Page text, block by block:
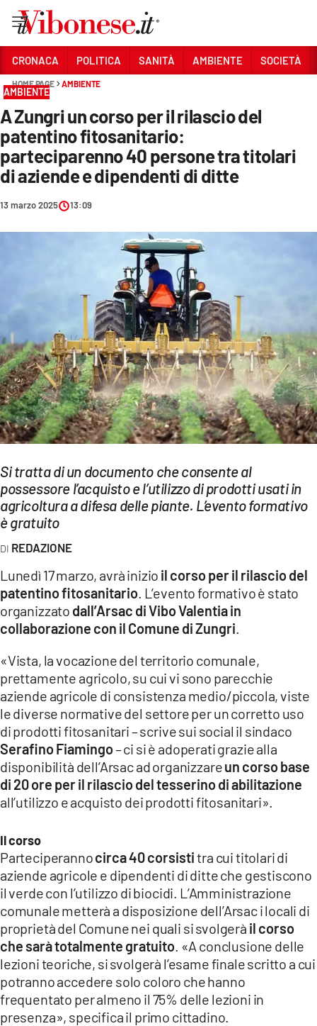
Sezioni
CRONACA
POLITICA
SANITÀ
AMBIENTE
SOCIETÀ
ECONOMIA E LAVORO
SPORT
Streaming
LAC TV
LaC
LACTV.IT
LACONAIR.IT
ILREGGINO.IT
COSENZACHANNEL.IT
ILVIBONESE.IT
CATANZAROCHANNEL.IT
LACAPITALENEWS.IT
App
ANDROID
APPLE
CRONACA POLITICA SANITÀ AMBIENTE SOCIETÀ
HOME PAGE AMBIENTE
AMBIENTE
A Zungri un corso per il rilascio del
patentino fitosanitario:
parteciparenno 40 persone tra titolari
di aziende e dipendenti di ditte
13 marzo 2025 13:09
Si tratta di un documento che consente al
possessore l’acquisto e l’utilizzo di prodotti usati in
agricoltura a difesa delle piante. L’evento formativo
è gratuito
REDAZIONE
Lunedì 17 marzo, avrà inizio il corso per il rilascio del
patentino fitosanitario . L’evento formativo è stato
organizzato dall’Arsac di Vibo Valentia in
collaborazione con il Comune di Zungri
«Vista, la vocazione del territorio comunale,
prettamente agricolo, su cui vi sono parecchie
aziende agricole di consistenza medio/piccola, viste
le diverse normative del settore per un corretto uso
di prodotti fitosanitari – scrive sui social il sindaco
Serafino Fiamingo– ci si è adoperati grazie alla
disponibilità dell’Arsac ad organizzareun corso base
di 20 ore per il rilascio del tesserino di abilitazione
all’utilizzo e acquisto dei prodotti fitosanitari».
Il corso
Parteciperannocirca 40 corsistitra cui titolari di
aziende agricole e dipendenti di ditte che gestiscono
il verde con l’utilizzo di biocidi. L’Amministrazione
comunale metterà a disposizione dell’Arsac i locali di
proprietà del Comune nei quali si svolgerà il corso
che sarà totalmente gratuito . «A conclusione delle
lezioni teoriche, si svolgerà l’esame finale scritto a cui
potranno accedere solo coloro che hanno
frequentato per almeno il 75% delle lezioni in
presenza», specifica il primo cittadino.